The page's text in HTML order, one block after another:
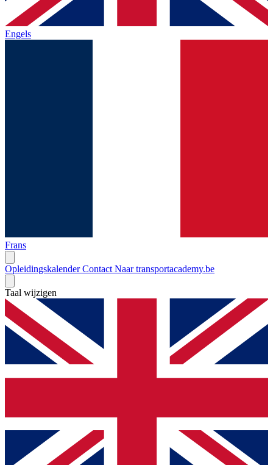
Engels
Frans
OpleidingskalenderContact Naar transportacademy.be
Taal wijzigen